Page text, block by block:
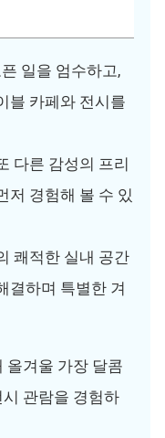
일을 엄수하고,
블 카페와 전시를
다른 감성의 프리
저 경험해 볼 수 있
쾌적한 실내 공간
결하며 특별한 겨
올겨울 가장 달콤
관람을 경험하